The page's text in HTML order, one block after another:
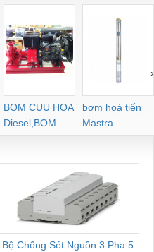
BOM CUU HOA
Diesel,BOM
CHUA CHAY
bơm hoả tiển
Mastra
›
Bộ Chống Sét Nguồn 3 Pha 5